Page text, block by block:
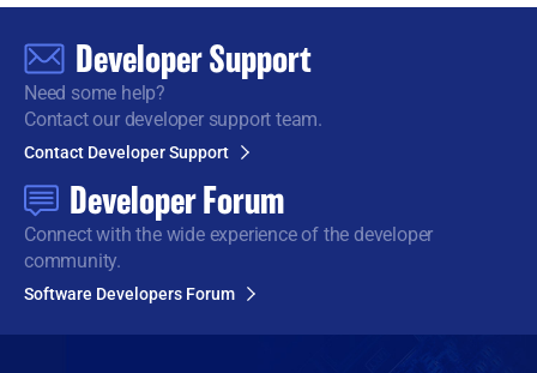
Developer Support
Need some help?
Contact our developer support team.
Contact Developer Support
Developer Forum
Connect with the wideexperience of the developer
community.
Software Developers Forum